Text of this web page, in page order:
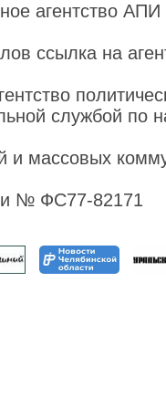
агентство
ссылка на
службой по
и массовых
№ ФС77-82171